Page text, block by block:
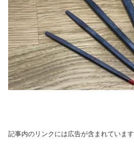
記事内のリンクには広告が含まれています